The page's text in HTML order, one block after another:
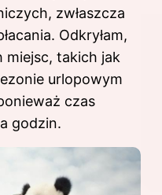
zwłaszcza
Odkryłam,
miejsc, takich jak
urlopowym
czas
godzin.